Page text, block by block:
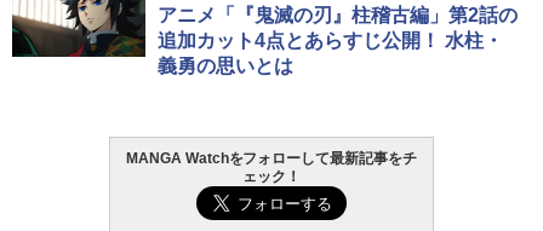
アニメ「『鬼滅の刃』柱稽古編」第2話の
追加カット4点とあらすじ公開！ 水柱・
義勇の思いとは
MANGA Watchをフォローして最新記事をチ
ェック！